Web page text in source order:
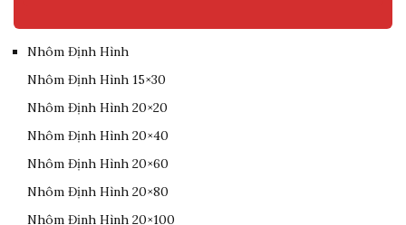
Nhôm Định Hình
Nhôm Định Hình 15×30
Nhôm Định Hình 20×20
Nhôm Định Hình 20×40
Nhôm Định Hình 20×60
Nhôm Định Hình 20×80
Nhôm Định Hình 20×100